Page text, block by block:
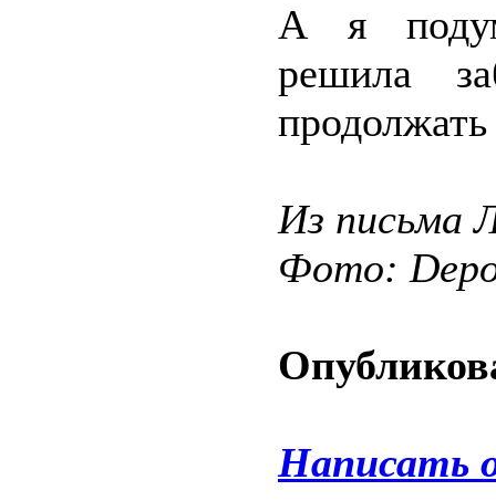
А я
решила
продолжать
Из письма
Фото:
Написать